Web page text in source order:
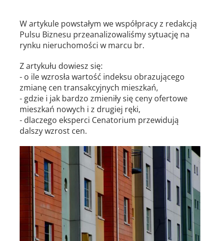
W artykule powstałym we współpracy z redakcją
Pulsu Biznesu przeanalizowaliśmy sytuację na
rynku nieruchomości w marcu br.
Z artykułu dowiesz się:
- o ile wzrosła wartość indeksu obrazującego
zmianę cen transakcyjnych mieszkań,
- gdzie i jak bardzo zmieniły się ceny ofertowe
mieszkań nowych i z drugiej ręki,
- dlaczego eksperci Cenatorium przewidują
dalszy wzrost cen.